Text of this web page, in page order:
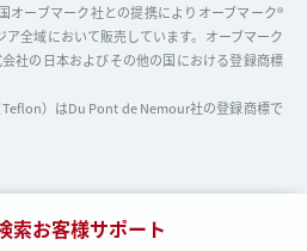
索お客様サポート
ーブマーク社との提携によりオーブマーク®
全域において販売しています。オーブマーク
社の日本およびその他の国における登録商標
）はDu Pont de Nemour社の登録商標で